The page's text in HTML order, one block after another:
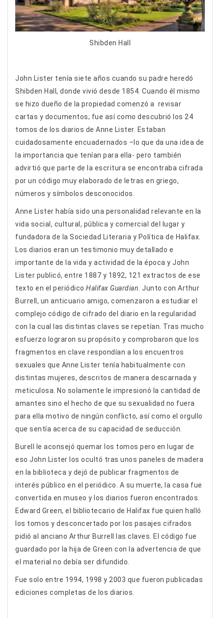
Shibden Hall
John Lister tenía siete años cuando su padre heredó
Shibden Hall, donde vivió desde 1854. Cuando él mismo
se hizo dueño de la propiedad comenzó a revisar
cartas y documentos; fue así como descubrió los 24
tomos de los diarios de Anne Lister. Estaban
cuidadosamente encuadernados –lo que da una idea de
la importancia que tenían para ella- pero también
advirtió que parte de la escritura se encontraba cifrada
por un código muy elaborado de letras en griego,
números y símbolos desconocidos.
Anne Lister había sido una personalidad relevante en la
vida social, cultural, pública y comercial del lugar y
fundadora de la Sociedad Literaria y Política de Halifax.
Los diarios eran un testimonio muy detallado e
importante de la vida y actividad de la época y John
Lister publicó, entre 1887 y 1892, 121 extractos de ese
texto en el periódico Halifax Guardian. Junto con Arthur
Burrell, un anticuario amigo, comenzaron a estudiar el
complejo código de cifrado del diario en la regularidad
con la cual las distintas claves se repetían. Tras mucho
esfuerzo lograron su propósito y comprobaron que los
fragmentos en clave respondían a los encuentros
sexuales que Anne Lister tenía habitualmente con
distintas mujeres, descritos de manera descarnada y
meticulosa. No solamente le impresionó la cantidad de
amantes sino el hecho de que su sexualidad no fuera
para ella motivo de ningún conflicto, así como el orgullo
que sentía acerca de su capacidad de seducción.
Burell le aconsejó quemar los tomos pero en lugar de
eso John Lister los ocultó tras unos paneles de madera
en la biblioteca y dejó de publicar fragmentos de
interés público en el periódico. A su muerte, la casa fue
convertida en museo y los diarios fueron encontrados.
Edward Green, el bibliotecario de Halifax fue quien halló
los tomos y desconcertado por los pasajes cifrados
pidió al anciano Arthur Burrell las claves. El código fue
guardado por la hija de Green con la advertencia de que
el material no debía ser difundido.
Fue solo entre 1994, 1998 y 2003 que fueron publicadas
ediciones completas de los diarios.